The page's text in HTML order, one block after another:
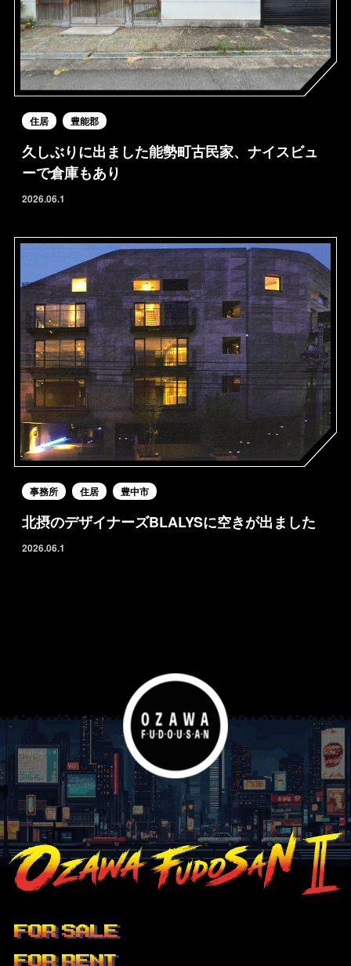
住居 豊能郡
久しぶりに出ました能勢町古民家、ナイスビュ
ーで倉庫もあり
2026.06.1
事務所 住居 豊中市
北摂のデザイナーズBLALYSに空きが出ました
2026.06.1
FOR SALE
FOR RENT